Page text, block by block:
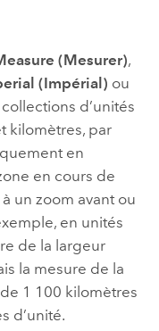
(Mesurer),
(Impérial) ou
d’unités
kilomètres, par
en
en cours de
un zoom avant ou
en unités
de la largeur
la mesure de la
1 100 kilomètres
d’unité.